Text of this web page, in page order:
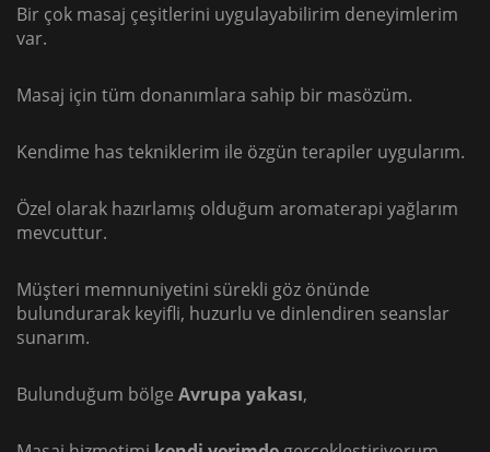
Bir çok masaj çeşitlerini uygulayabilirim deneyimlerim
var.
Masaj için tüm donanımlara sahip bir masözüm.
Kendime has tekniklerim ile özgün terapiler uygularım.
Özel olarak hazırlamış olduğum aromaterapi yağlarım
mevcuttur.
Müşteri memnuniyetini sürekli göz önünde
bulundurarak keyifli, huzurlu ve dinlendiren seanslar
sunarım.
Bulunduğum bölge Avrupa yakası,